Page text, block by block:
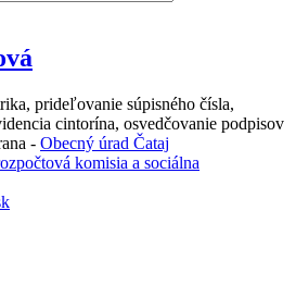
prideľovanie súpisného čísla,
cintorína, osvedčovanie podpisov
- Obecný úrad Čataj
komisia a sociálna